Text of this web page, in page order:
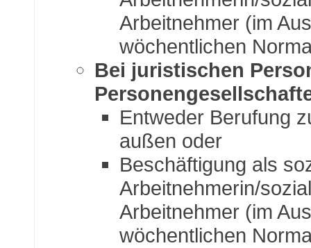
Arbeitnehmer (im
wöchentlichen
Bei juristischen
Entweder Berufung
außen oder
Beschäftigung als
Arbeitnehmerin/
Arbeitnehmer (im
wöchentlichen